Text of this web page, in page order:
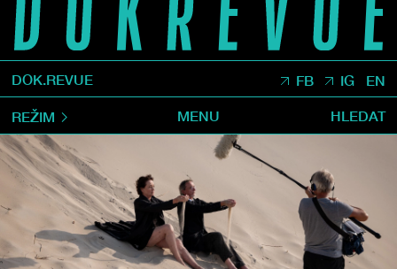
DOK.REVUE FB IG EN
REŽIM MENU HLEDAT